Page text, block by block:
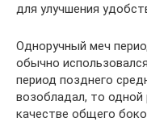
для улучшения
Одноручный меч
обычно
период позднего
возобладал, то одной
качестве общего